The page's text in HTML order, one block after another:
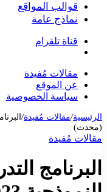
قوالب المواقع
نماذج عامة
قناة تلقرام
مقالات مُفيدة
عن الموقع
سياسة الخصوصية
الرئيسية/مقالات مُفيدة/
(محدث)
مقالات مُفيدة
البرنامج